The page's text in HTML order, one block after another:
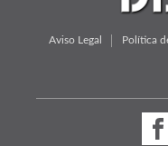
Aviso Legal Política